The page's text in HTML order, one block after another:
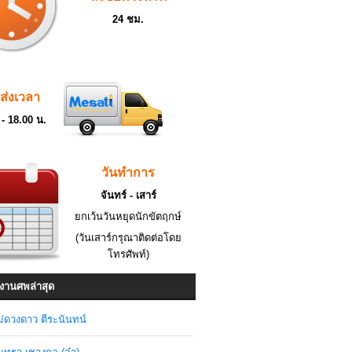
24 ชม.
งเวลา
18.00 น.
วันทำการ
จันทร์ - เสาร์
ยกเว้นวันหยุดนักขัตฤกษ์
(วันเสาร์กรุณาติดต่อโดย
โทรศัพท์)
านศพล่าสุด
วงดาว ตีระนันทน์